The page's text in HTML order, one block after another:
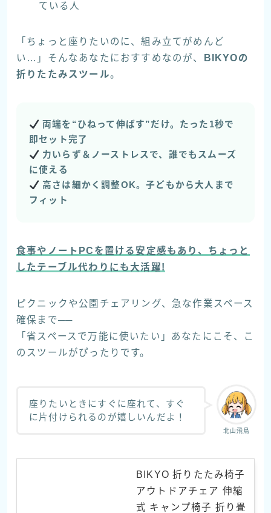
ている人
「ちょっと座りたいのに、組み立てがめんど
い…」そんなあなたにおすすめなのが、
BIKYOの
折りたたみスツール。
両端を“ひねって伸ばす”だけ。たった1秒で
即セット完了
力いらず＆ノーストレスで、誰でもスムーズ
に使える
高さは細かく調整OK。子どもから大人まで
フィット
食事やノートPCを置ける安定感もあり、ちょっと
したテーブル代わりにも大活躍!
ピクニックや公園チェアリング、急な作業スペース
確保まで──
「省スペースで万能に使いたい」あなたにこそ、こ
のスツールがぴったりです。
北山飛鳥
座りたいときにすぐに座れて、すぐ
に片付けられるのが嬉しいんだよ！
BIKYO 折りたたみ椅子
アウトドアチェア 伸縮
式 キャンプ椅子 折り畳